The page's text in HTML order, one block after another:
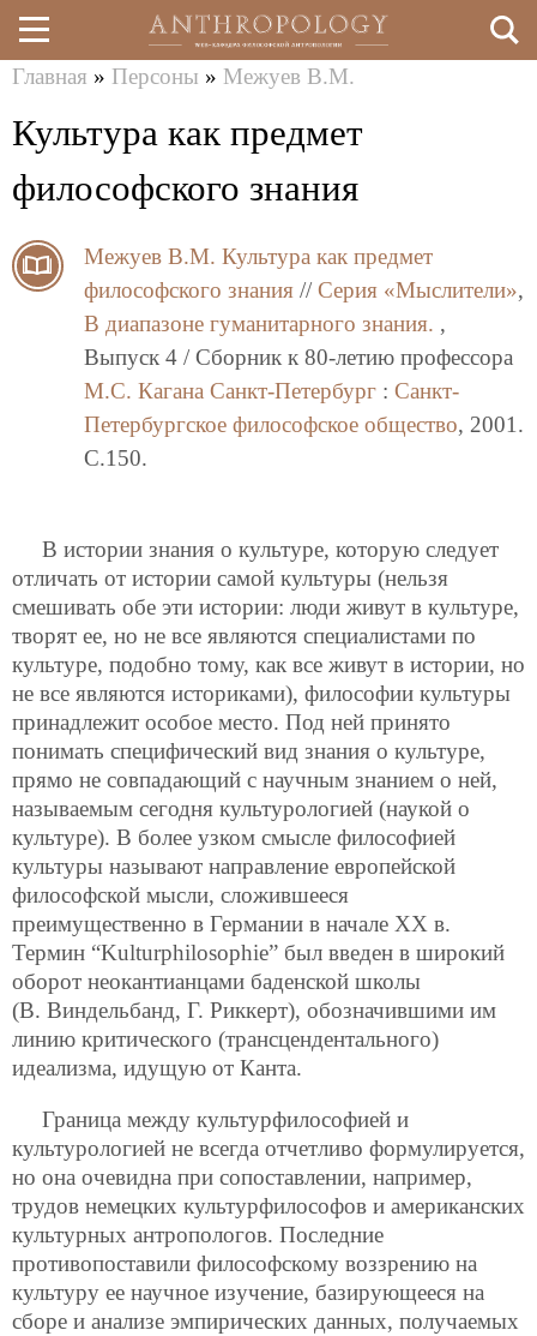
Перейти
к
основному
здесь
Главная » Персоны » Межуев В.М.
Культура как предмет
философского знания
Межуев В.М. Культура как предмет
философского знания // Серия «Мыслители»,
В диапазоне гуманитарного знания. ,
Выпуск 4 / Сборник к 80-летию профессора
М.С. Кагана Санкт-Петербург : Санкт-
Петербургское философское общество, 2001.
C.150.
В истории знания о культуре, которую следует
отличать от истории самой культуры (нельзя
смешивать обе эти истории: люди живут в культуре,
творят ее, но не все являются специалистами по
культуре, подобно тому, как все живут в истории, но
не все являются историками), философии культуры
принадлежит особое место. Под ней принято
понимать специфический вид знания о культуре,
прямо не совпадающий с научным знанием о ней,
называемым сегодня культурологией (наукой о
культуре). В более узком смысле философией
культуры называют направление европейской
философской мысли, сложившееся
преимущественно в Германии в начале ХХ в.
Термин “Kulturphilosophie” был введен в широкий
оборот неокантианцами баденской школы
(В. Виндельбанд, Г. Риккерт), обозначившими им
линию критического (трансцендентального)
идеализма, идущую от Канта.
Граница между культурфилософией и
культурологией не всегда отчетливо формулируется,
но она очевидна при сопоставлении, например,
трудов немецких культурфилософов и американских
культурных антропологов. Последние
противопоставили философскому воззрению на
культуру ее научное изучение, базирующееся на
сборе и анализе эмпирических данных, получаемых